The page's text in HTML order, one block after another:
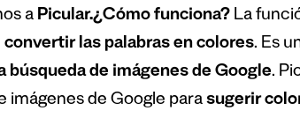
aPicular.¿Cómo funciona?La
convertir las palabras en colores. Es
búsqueda de imágenes de Google.
imágenes de Google parasugerir